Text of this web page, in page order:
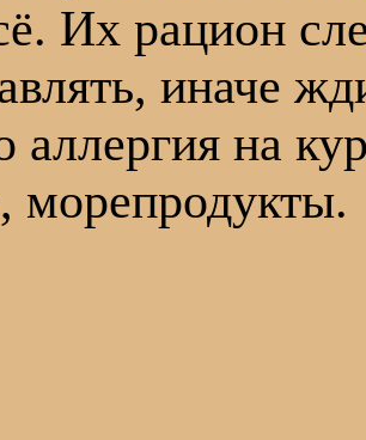
Их рацион
иначе
аллергия на
морепродукты.